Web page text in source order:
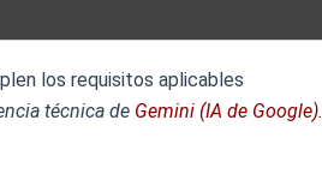
los requisitos aplicables
técnica de Gemini (IA de Google).